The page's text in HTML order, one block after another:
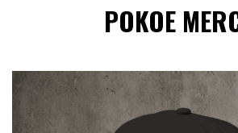
POKOE